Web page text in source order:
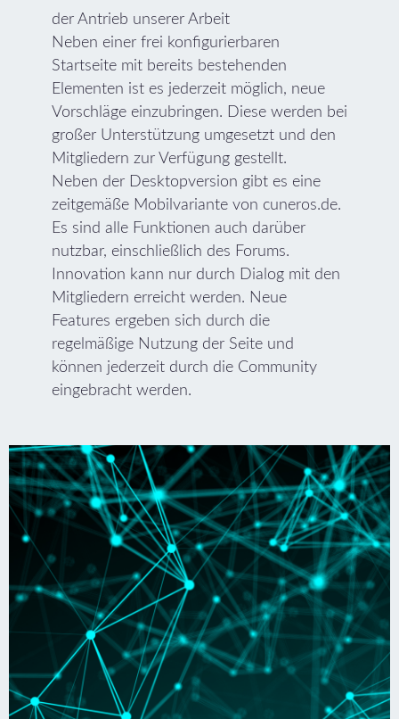
der Antrieb unserer Arbeit
Neben einer frei konfigurierbaren
Startseite mit bereits bestehenden
Elementen ist es jederzeit möglich, neue
Vorschläge einzubringen. Diese werden bei
großer Unterstützung umgesetzt und den
Mitgliedern zur Verfügung gestellt.
Neben der Desktopversion gibt es eine
zeitgemäße Mobilvariante von cuneros.de.
Es sind alle Funktionen auch darüber
nutzbar, einschließlich des Forums.
Innovation kann nur durch Dialog mit den
Mitgliedern erreicht werden. Neue
Features ergeben sich durch die
regelmäßige Nutzung der Seite und
können jederzeit durch die Community
eingebracht werden.